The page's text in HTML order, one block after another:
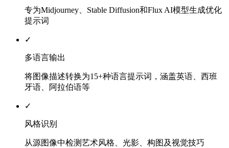
专为Midjourney、Stable Diffusion和Flux AI模型生成优化
提示词
✓
多语言输出
将图像描述转换为15+种语言提示词，涵盖英语、西班
牙语、阿拉伯语等
✓
风格识别
从源图像中检测艺术风格、光影、构图及视觉技巧